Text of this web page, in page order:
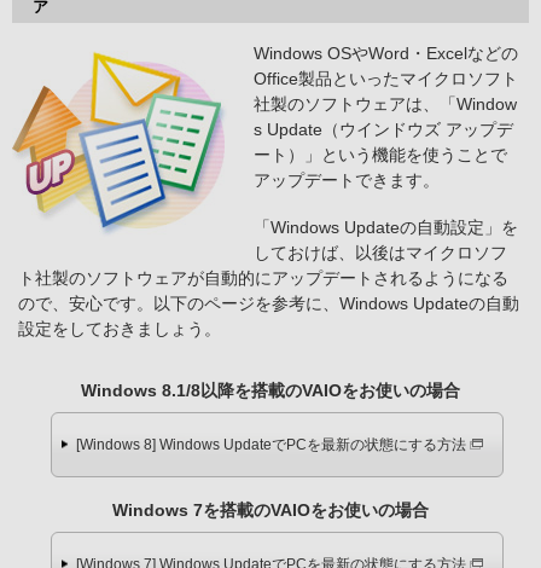
ア
Windows OSやWord・Excelなどの
Office製品といったマイクロソフト
社製のソフトウェアは、「Window
s Update（ウインドウズ アップデ
ート）」という機能を使うことで
アップデートできます。
「Windows Updateの自動設定」を
しておけば、以後はマイクロソフ
ト社製のソフトウェアが自動的にアップデートされるようになる
ので、安心です。以下のページを参考に、Windows Updateの自動
設定をしておきましょう。
Windows 8.1/8以降を搭載のVAIOをお使いの場合
[Windows 8] Windows UpdateでPCを最新の状態にする方法
Windows 7を搭載のVAIOをお使いの場合
[Windows 7] Windows UpdateでPCを最新の状態にする方法